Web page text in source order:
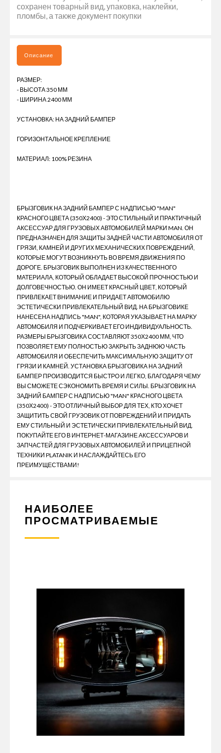
сохранен товарный вид, упаковка, наклейки,
пломбы, а также документ покупки
Описание
РАЗМЕР:
- ВЫСОТА 350 ММ
- ШИРИНА 2400 ММ
УСТАНОВКА: НА ЗАДНИЙ БАМПЕР
ГОРИЗОНТАЛЬНОЕ КРЕПЛЕНИЕ
МАТЕРИАЛ: 100% РЕЗИНА
БРЫЗГОВИК НА ЗАДНИЙ БАМПЕР С НАДПИСЬЮ "MAN"
КРАСНОГО ЦВЕТА (350Х2400) - ЭТО СТИЛЬНЫЙ И ПРАКТИЧНЫЙ
АКСЕССУАР ДЛЯ ГРУЗОВЫХ АВТОМОБИЛЕЙ МАРКИ MAN. ОН
ПРЕДНАЗНАЧЕН ДЛЯ ЗАЩИТЫ ЗАДНЕЙ ЧАСТИ АВТОМОБИЛЯ ОТ
ГРЯЗИ, КАМНЕЙ И ДРУГИХ МЕХАНИЧЕСКИХ ПОВРЕЖДЕНИЙ,
КОТОРЫЕ МОГУТ ВОЗНИКНУТЬ ВО ВРЕМЯ ДВИЖЕНИЯ ПО
ДОРОГЕ. БРЫЗГОВИК ВЫПОЛНЕН ИЗ КАЧЕСТВЕННОГО
МАТЕРИАЛА, КОТОРЫЙ ОБЛАДАЕТ ВЫСОКОЙ ПРОЧНОСТЬЮ И
ДОЛГОВЕЧНОСТЬЮ. ОН ИМЕЕТ КРАСНЫЙ ЦВЕТ, КОТОРЫЙ
ПРИВЛЕКАЕТ ВНИМАНИЕ И ПРИДАЕТ АВТОМОБИЛЮ
ЭСТЕТИЧЕСКИ ПРИВЛЕКАТЕЛЬНЫЙ ВИД. НА БРЫЗГОВИКЕ
НАНЕСЕНА НАДПИСЬ "MAN", КОТОРАЯ УКАЗЫВАЕТ НА МАРКУ
АВТОМОБИЛЯ И ПОДЧЕРКИВАЕТ ЕГО ИНДИВИДУАЛЬНОСТЬ.
РАЗМЕРЫ БРЫЗГОВИКА СОСТАВЛЯЮТ 350Х2400 ММ, ЧТО
ПОЗВОЛЯЕТ ЕМУ ПОЛНОСТЬЮ ЗАКРЫТЬ ЗАДНЮЮ ЧАСТЬ
АВТОМОБИЛЯ И ОБЕСПЕЧИТЬ МАКСИМАЛЬНУЮ ЗАЩИТУ ОТ
ГРЯЗИ И КАМНЕЙ. УСТАНОВКА БРЫЗГОВИКА НА ЗАДНИЙ
БАМПЕР ПРОИЗВОДИТСЯ БЫСТРО И ЛЕГКО, БЛАГОДАРЯ ЧЕМУ
ВЫ СМОЖЕТЕ СЭКОНОМИТЬ ВРЕМЯ И СИЛЫ. БРЫЗГОВИК НА
ЗАДНИЙ БАМПЕР С НАДПИСЬЮ "MAN" КРАСНОГО ЦВЕТА
(350Х2400) - ЭТО ОТЛИЧНЫЙ ВЫБОР ДЛЯ ТЕХ, КТО ХОЧЕТ
ЗАЩИТИТЬ СВОЙ ГРУЗОВИК ОТ ПОВРЕЖДЕНИЙ И ПРИДАТЬ
ЕМУ СТИЛЬНЫЙ И ЭСТЕТИЧЕСКИ ПРИВЛЕКАТЕЛЬНЫЙ ВИД.
ПОКУПАЙТЕ ЕГО В ИНТЕРНЕТ-МАГАЗИНЕ АКСЕССУАРОВ И
ЗАПЧАСТЕЙ ДЛЯ ГРУЗОВЫХ АВТОМОБИЛЕЙ И ПРИЦЕПНОЙ
ТЕХНИКИ PLATANIK И НАСЛАЖДАЙТЕСЬ ЕГО
ПРЕИМУЩЕСТВАМИ!
НАИБОЛЕЕ
ПРОСМАТРИВАЕМЫЕ